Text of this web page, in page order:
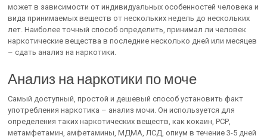
может в зависимости от индивидуальных особенностей человека и
вида принимаемых веществ от нескольких недель до нескольких
лет. Наиболее точный способ определить, принимал ли человек
наркотические вещества в последние несколько дней или месяцев
– сдать анализ на наркотики.
Анализ на наркотики по моче
Самый доступный, простой и дешевый способ установить факт
употребления наркотика – анализ мочи. Он используется для
определения таких наркотических веществ, как кокаин, РСР,
метамфетамин, амфетамины, МДМА, ЛСД, опиум в течение 3-5 дней